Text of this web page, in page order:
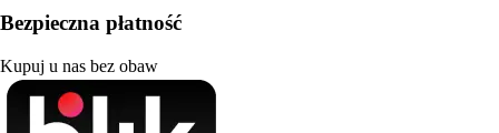
Bezpieczna płatność
Kupuj u nas bez obaw